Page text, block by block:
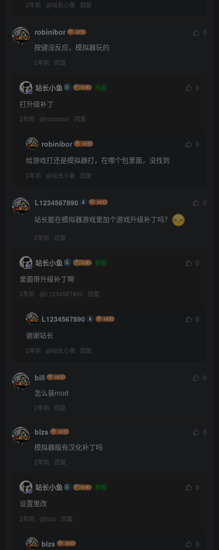
2年前 @站长小鱼 回复
robinibor
0
按键没反应，模拟器玩的
2年前 回复
站长小鱼 作者
0
打升级补丁
2年前 @robinibor 回复
robinibor
0
给游戏打还是模拟器打，在哪个包里面，没找到
2年前 @站长小鱼 回复
L1234567890
0
站长能在模拟器游戏里加个游戏升级补丁吗？
2年前 回复
站长小鱼 作者
0
里面带升级补丁啊
2年前 @L1234567890 回复
L1234567890
0
谢谢站长
2年前 @站长小鱼 回复
bill
0
怎么装mod
2年前 回复
blzs
0
模拟器版有汉化补丁吗
2年前 回复
站长小鱼 作者
0
设置里改
2年前 @blzs 回复
blzs
0